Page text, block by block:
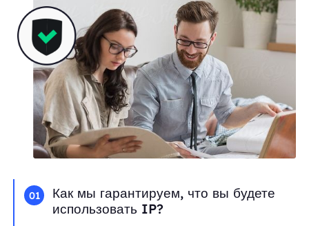
01
Как мы гарантируем, что вы будете
использовать IP?